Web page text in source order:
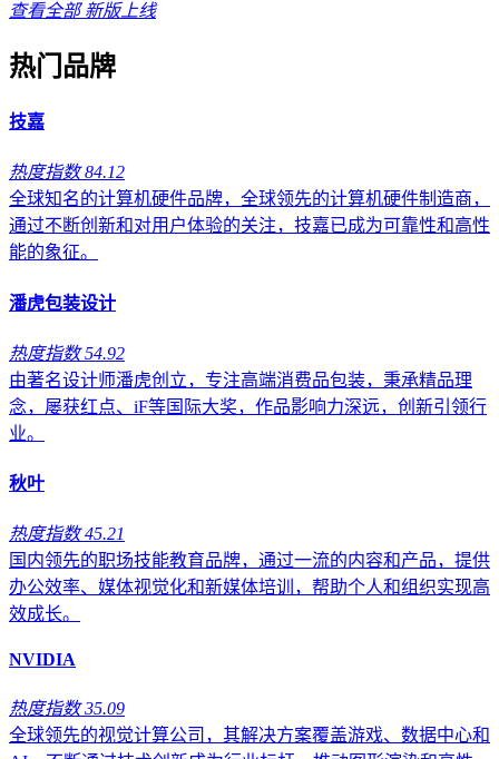
查看全部 新版上线
热门品牌
技嘉
热度指数 84.12
全球知名的计算机硬件品牌，全球领先的计算机硬件制造商，
通过不断创新和对用户体验的关注，技嘉已成为可靠性和高性
能的象征。
潘虎包装设计
热度指数 54.92
由著名设计师潘虎创立，专注高端消费品包装，秉承精品理
念，屡获红点、iF等国际大奖，作品影响力深远，创新引领行
业。
秋叶
热度指数 45.21
国内领先的职场技能教育品牌，通过一流的内容和产品，提供
办公效率、媒体视觉化和新媒体培训，帮助个人和组织实现高
效成长。
NVIDIA
热度指数 35.09
全球领先的视觉计算公司，其解决方案覆盖游戏、数据中心和